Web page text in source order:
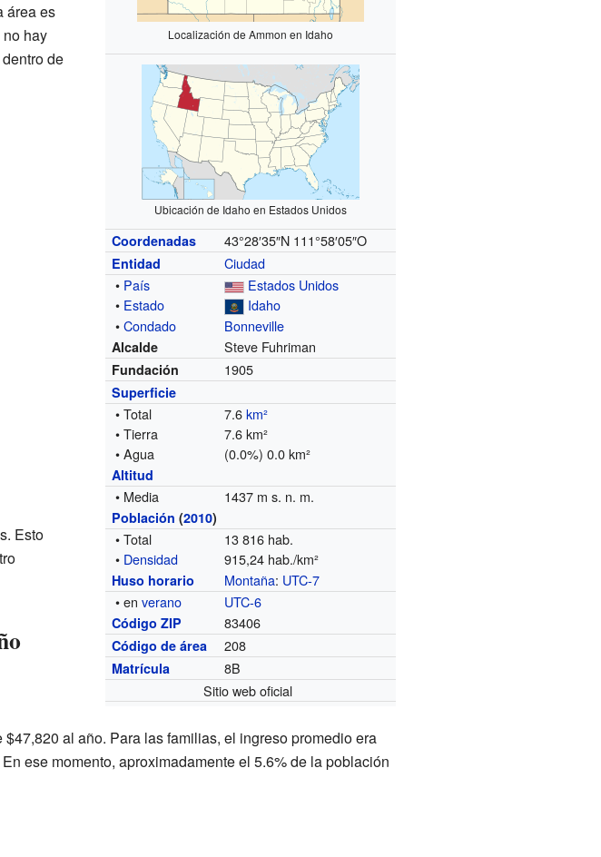
Localización de Ammon en Idaho
Ubicación de Idaho en Estados Unidos
Coordenadas 43°28′35″N 111°58′05″O
Entidad
Ciudad
• País
Estados Unidos
• Estado
Idaho
•Condado Bonneville
Alcalde Steve Fuhriman
Fundación 1905
Superficie
• Total 7.6km²
• Tierra
7.6 km²
• Agua
(0.0%) 0.0 km²
Altitud
• Media 1437 m s. n. m.
Población (2010)
• Total
13 816 hab.
• Densidad 915,24 hab./km²
Huso horario Montaña: UTC-7
• enverano UTC-6
Código ZIP 83406
Código de área 208
Matrícula
8B
Sitio web oficial
área es
hay
de
Esto
al año. Para las familias, el ingreso promedio era
ese momento, aproximadamente el 5.6% de la población